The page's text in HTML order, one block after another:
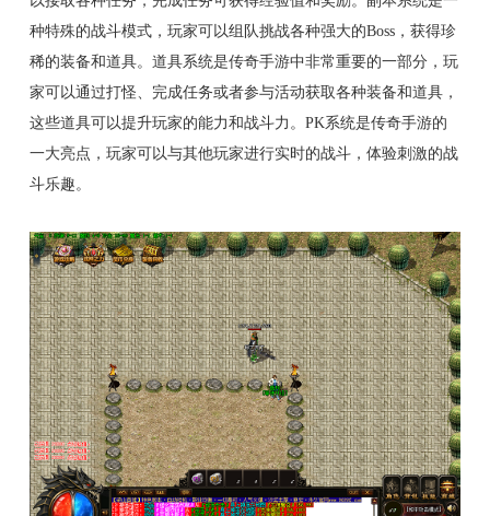
种特殊的战斗模式，玩家可以组队挑战各种强大的Boss，获得珍
稀的装备和道具。道具系统是传奇手游中非常重要的一部分，玩
家可以通过打怪、完成任务或者参与活动获取各种装备和道具，
这些道具可以提升玩家的能力和战斗力。PK系统是传奇手游的
一大亮点，玩家可以与其他玩家进行实时的战斗，体验刺激的战
斗乐趣。